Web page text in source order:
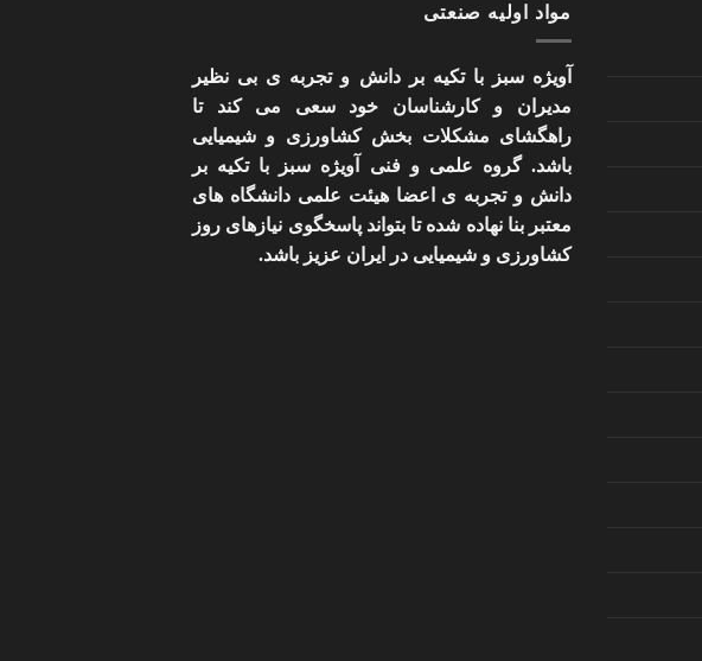
مواد اولیه صنعتی
آویژه سبز با تکیه بر دانش و تجربه ی بی نظیر
مدیران و کارشناسان خود سعی می کند تا
راهگشای مشکلات بخش کشاورزی و شیمیایی
باشد. گروه علمی و فنی آویژه سبز با تکیه بر
دانش و تجربه ی اعضا هیئت علمی دانشگاه های
معتبر بنا نهاده شده تا بتواند پاسخگوی نیازهای روز
کشاورزی و شیمیایی در ایران عزیز باشد.